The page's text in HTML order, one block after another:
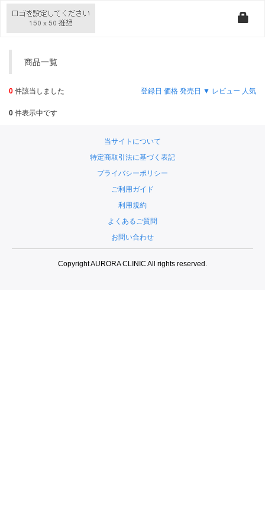
商品一覧
0 件該当しました 登録日 価格 発売日 ▼ レビュー 人気
0 件表示中です
当サイトについて
特定商取引法に基づく表記
プライバシーポリシー
ご利用ガイド
利用規約
よくあるご質問
お問い合わせ
Copyright AURORA CLINIC All rights reserved.